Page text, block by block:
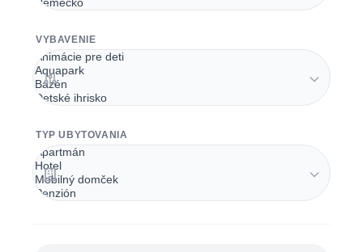
VYBAVENIE
TYP UBYTOVANIA